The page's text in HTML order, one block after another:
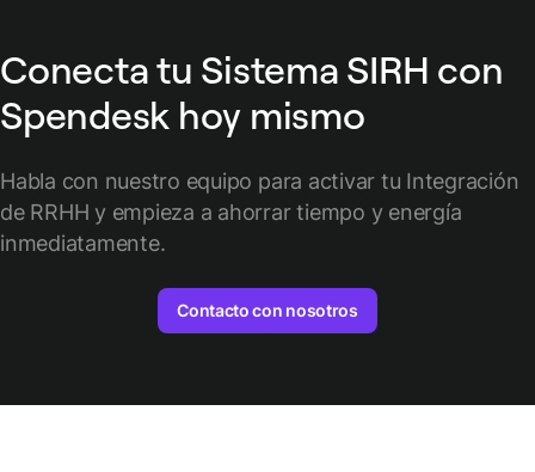
Conecta tu Sistema SIRH con
Spendesk hoy mismo
Habla con nuestro equipo para activar tu Integración
de RRHH y empieza a ahorrar tiempo y energía
inmediatamente.
Contacto con nosotros